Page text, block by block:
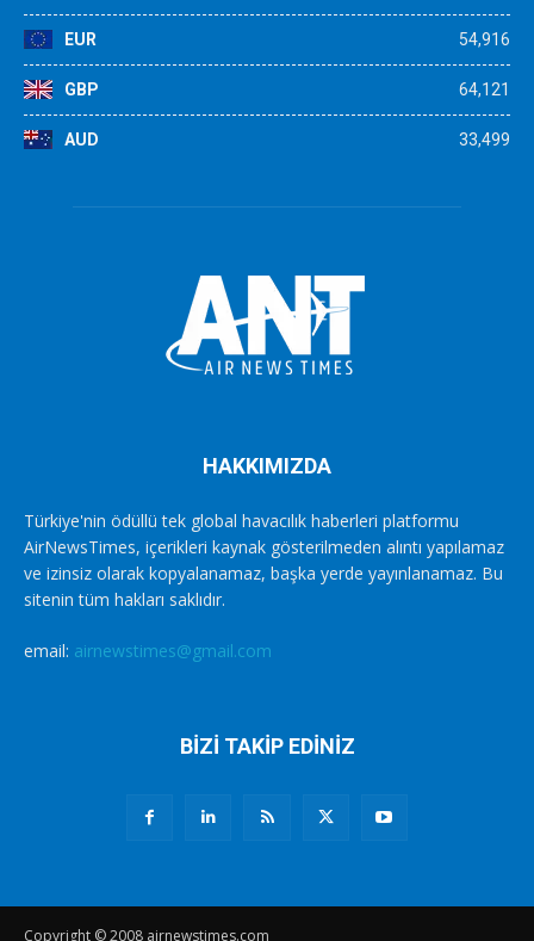
EUR 54,916
GBP 64,121
AUD 33,499
HAKKIMIZDA
Türkiye'nin ödüllü tek global havacılık haberleri platformu
AirNewsTimes, içerikleri kaynak gösterilmeden alıntı yapılamaz
ve izinsiz olarak kopyalanamaz, başka yerde yayınlanamaz. Bu
sitenin tüm hakları saklıdır.
email: airnewstimes@gmail.com
BİZİ TAKİP EDİNİZ
Copyright © 2008 airnewstimes.com